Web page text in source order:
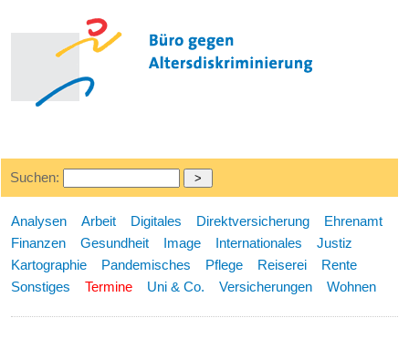
Suchen:
Analysen Arbeit Digitales Direktversicherung
Ehrenamt
Finanzen
Gesundheit Image Internationales
Justiz
Kartographie
Pandemisches Pflege Reiserei
Rente
Sonstiges
Termine Uni & Co. Versicherungen Wohnen